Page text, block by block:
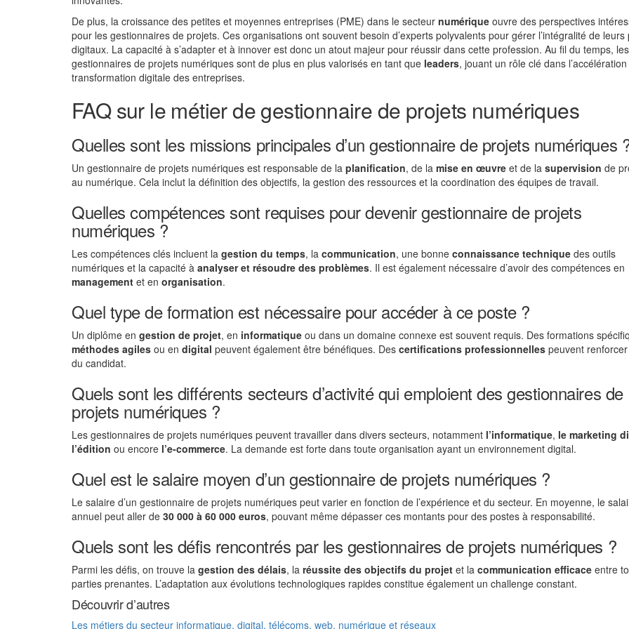
De plus, la croissance des petites et moyennes entreprises (PME) dans le secteur numérique ouvre des perspectives
pour les gestionnaires de projets. Ces organisations ont souvent besoin d’experts polyvalents pour gérer l’intégralité de leurs
digitaux. La capacité à s’adapter et à innover est donc un atout majeur pour réussir dans cette profession. Au fil du temps, les
gestionnaires de projets numériques sont de plus en plus valorisés en tant que leaders, jouant un rôle clé dans
transformation digitale des entreprises.
FAQ sur le métier de gestionnaire de projets numériques
Quelles sont les missions principales d’un gestionnaire de projets numériques
Un gestionnaire de projets numériques est responsable de la planification, de la mise en œuvre et de la supervision de
au numérique. Cela inclut la définition des objectifs, la gestion des ressources et la coordination des équipes de travail.
Quelles compétences sont requises pour devenir gestionnaire de projets
numériques ?
Les compétences clés incluent la gestion du temps, la communication, une bonne connaissance technique des outils
numériques et la capacité à analyser et résoudre des problèmes. Il est également nécessaire d’avoir des compétences en
management et en organisation.
Quel type de formation est nécessaire pour accéder à ce poste ?
Un diplôme en gestion de projet, en informatique ou dans un domaine connexe est souvent requis. Des formations
méthodes agiles ou en digital peuvent également être bénéfiques. Des certifications professionnelles peuvent
du candidat.
Quels sont les différents secteurs d’activité qui emploient des gestionnaires de
projets numériques ?
Les gestionnaires de projets numériques peuvent travailler dans divers secteurs, notamment l’informatique, le marketing
l’édition ou encore l’e-commerce. La demande est forte dans toute organisation ayant un environnement digital.
Quel est le salaire moyen d’un gestionnaire de projets numériques ?
Le salaire d’un gestionnaire de projets numériques peut varier en fonction de l’expérience et du secteur. En moyenne, le
annuel peut aller de 30 000 à 60 000 euros, pouvant même dépasser ces montants pour des postes à responsabilité.
Quels sont les défis rencontrés par les gestionnaires de projets numériques ?
Parmi les défis, on trouve la gestion des délais, la réussite des objectifs du projet et la communication efficace entre
parties prenantes. L’adaptation aux évolutions technologiques rapides constitue également un challenge constant.
Découvrir d’autres
Les métiers du secteur informatique, digital, télécoms, web, numérique et réseaux